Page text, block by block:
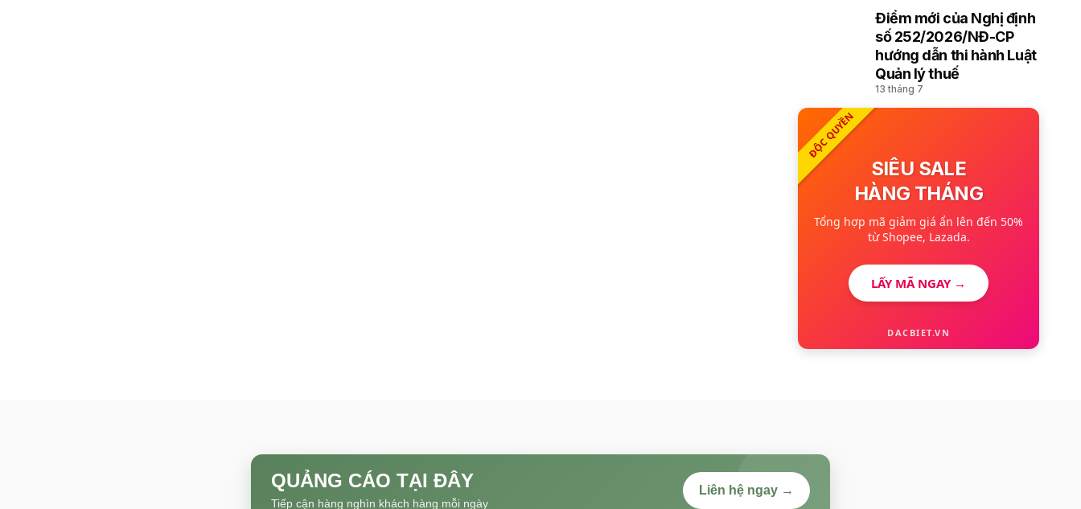
Điểm mới của Nghị định
số 252/2026/NĐ-CP
hướng dẫn thi hành Luật
Quản lý thuế
13 tháng 7
ĐỘC QUYỀN
SIÊU SALE
HÀNG THÁNG
Tổng hợp mã giảm giá ẩn lên đến 50%
từ Shopee, Lazada.
LẤY MÃ NGAY →
DACBIET.VN
QUẢNG CÁO TẠI ĐÂY
Tiếp cận hàng nghìn khách hàng mỗi ngày
Liên hệ ngay →